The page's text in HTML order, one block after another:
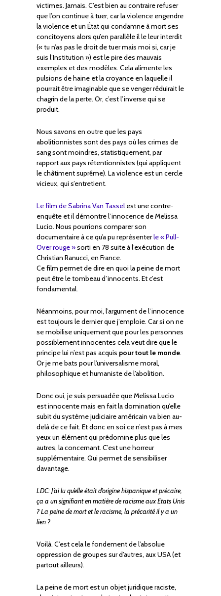
victimes. Jamais. C’est bien au contraire refuser
que l’on continue à tuer, car la violence engendre
la violence et un État qui condamne à mort ses
concitoyens alors qu’en parallèle il le leur interdit
(« tu n’as pas le droit de tuer mais moi si, car je
suis l’Institution ») est le pire des mauvais
exemples et des modèles. Cela alimente les
pulsions de haine et la croyance en laquelle il
pourrait être imaginable que se venger réduirait le
chagrin de la perte. Or, c’est l’inverse qui se
produit.
Nous savons en outre que les pays
abolitionnistes sont des pays où les crimes de
sang sont moindres, statistiquement, par
rapport aux pays rétentionnistes (qui appliquent
le châtiment suprême). La violence est un cercle
vicieux, qui s’entretient.
Le film de Sabrina Van Tassel est une contre-
enquête et il démontre l’innocence de Melissa
Lucio. Nous pourrions comparer son
documentaire à ce qu’a pu représenterle « Pull-
Over rouge »sorti en 78 suite à l’exécution de
Christian Ranucci, en France.
Ce film permet de dire en quoi la peine de mort
peut être le tombeau d’innocents. Et c’est
fondamental.
Néanmoins, pour moi, l’argument de l’innocence
est toujours le dernier que j’emploie. Car si on ne
se mobilise uniquement que pour les personnes
possiblement innocentes cela veut dire que le
principe lui n’est pas acquis pour tout le monde.
Or je me bats pour l’universalisme moral,
philosophique et humaniste de l’abolition.
Donc oui, je suis persuadée que Melissa Lucio
est innocente mais en fait la domination qu’elle
subit du système judiciaire américain va bien au-
delà de ce fait. Et donc en soi ce n’est pas à mes
yeux un élément qui prédomine plus que les
autres, la concernant. C’est une horreur
supplémentaire. Qui permet de sensibiliser
davantage.
LDC: J’ai lu qu’elle était d’origine hispanique et précaire,
ça a un signifiant en matière de racisme aux Etats Unis
? La peine de mort et le racisme, la précarité il y a un
lien ?
Voilà. C’est cela le fondement de l’absolue
oppression de groupes sur d’autres, aux USA (et
partout ailleurs).
La peine de mort est un objet juridique raciste,